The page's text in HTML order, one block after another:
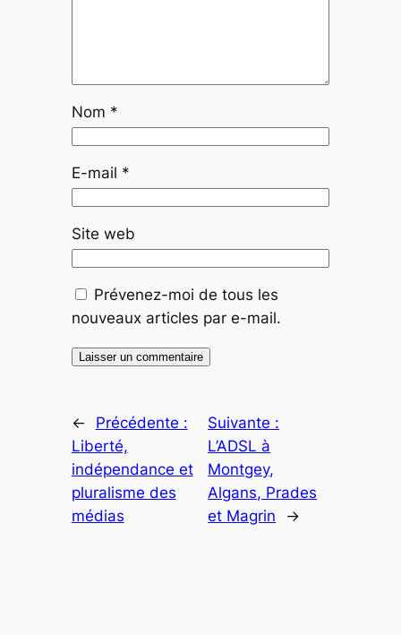
Nom *
E-mail *
Site web
Prévenez-moi de tous les
nouveaux articles par e-mail.
←
Précédente :
Liberté,
indépendance et
pluralisme des
médias
Suivante :
L’ADSL à
Montgey,
Algans, Prades
et Magrin
→